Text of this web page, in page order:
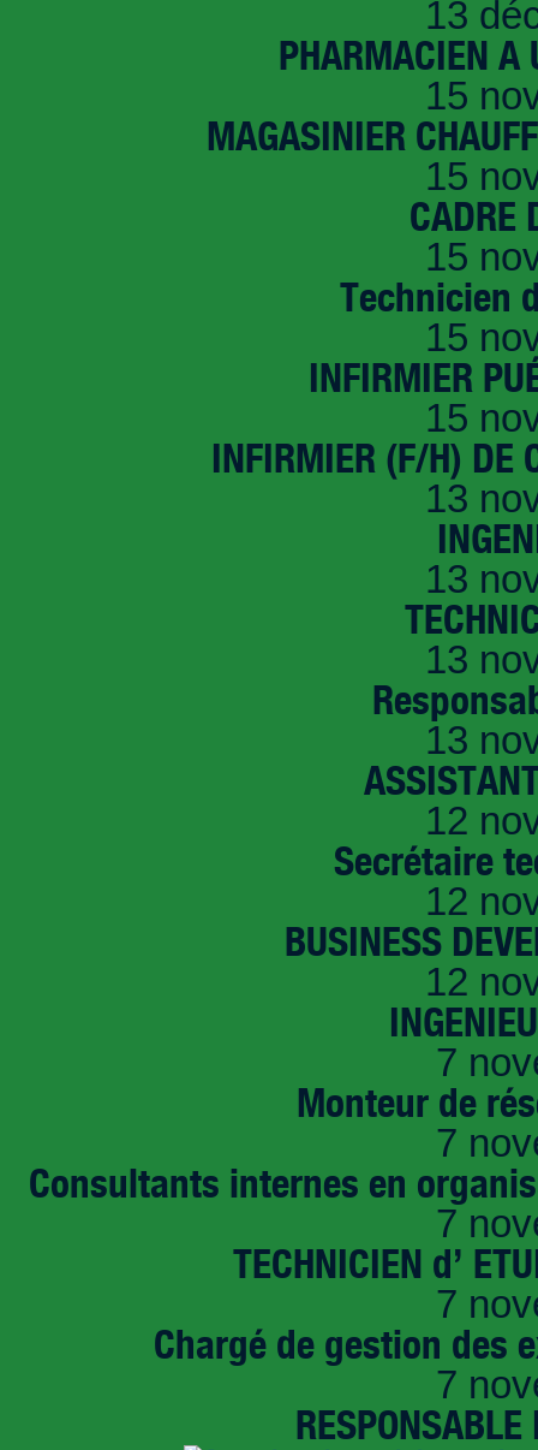
13
PHARMACIEN A
15
MAGASINIER
15
CADRE
15
Technicien
15
INFIRMIER
15
INFIRMIER (F/H) DE
13
13
13
13
12
Secrétaire
12
BUSINESS
12
7
Monteur de
7
Consultants internes en
7
TECHNICIEN d’
7
Chargé de gestion des
7